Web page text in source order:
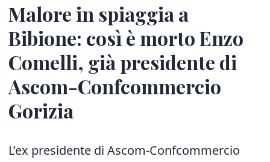
Malore in spiaggia a
Bibione: così è morto Enzo
Comelli, già presidente di
Ascom-Confcommercio
Gorizia
L’ex presidente di Ascom-Confcommercio